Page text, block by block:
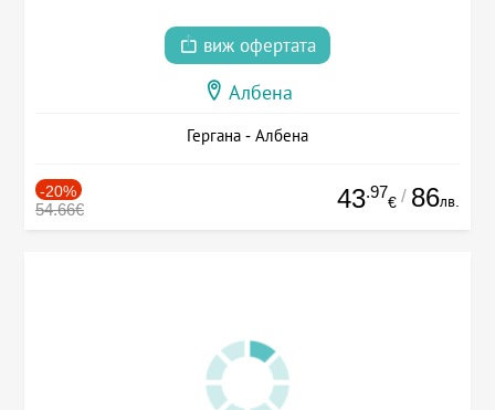
виж офертата
Албена
Гергана - Албена
-20%
54.66€ 43.97
€ / 86лв.